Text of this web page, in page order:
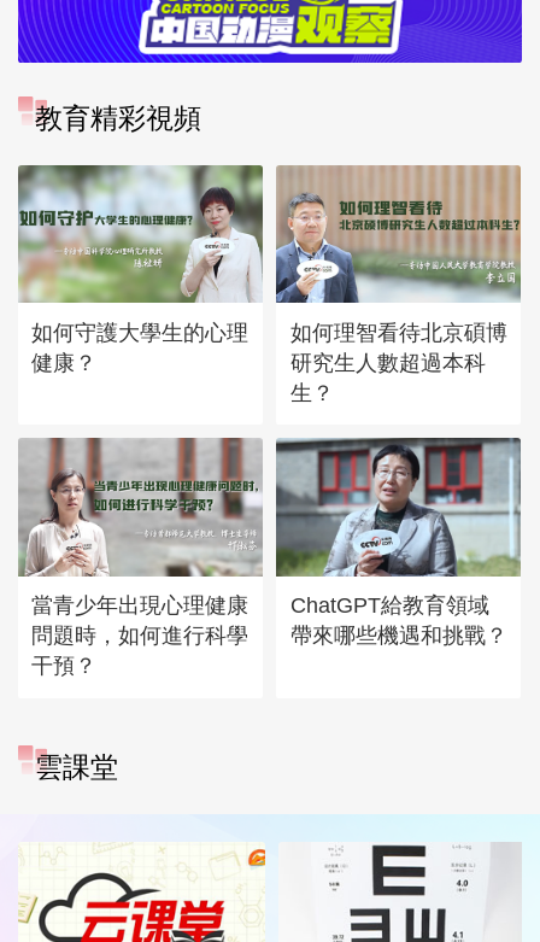
教育精彩視頻
如何守護大學生的心理
健康？
如何理智看待北京碩博
研究生人數超過本科
生？
當青少年出現心理健康
問題時，如何進行科學
干預？
ChatGPT給教育領域
帶來哪些機遇和挑戰？
雲課堂